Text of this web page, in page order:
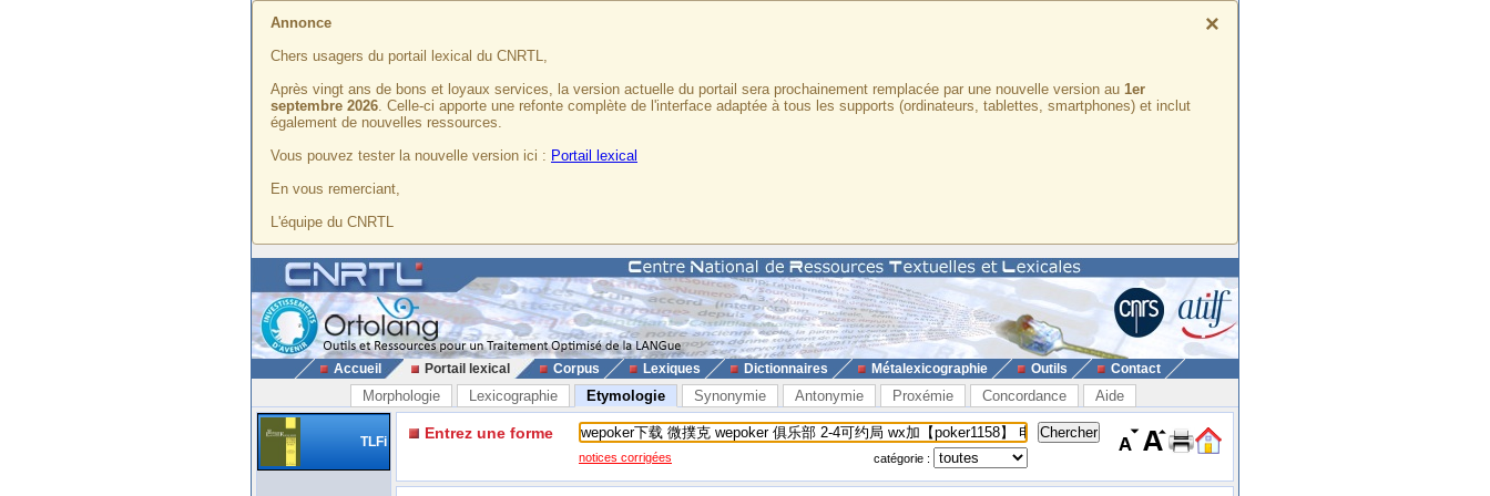
×
Annonce
Chers usagers du portail lexical du CNRTL,
Après vingt ans de bons et loyaux services, la version actuelle du portail sera prochainement remplacée par une nouvelle version au 1er
septembre 2026. Celle-ci apporte une refonte complète de l'interface adaptée à tous les supports (ordinateurs, tablettes, smartphones) et inclut
également de nouvelles ressources.
Vous pouvez tester la nouvelle version ici : Portail lexical
En vous remerciant,
L'équipe du CNRTL
Accueil Portail lexical Corpus Lexiques Dictionnaires Métalexicographie Outils Contact
Morphologie Lexicographie Etymologie Synonymie Antonymie Proxémie Concordance Aide
TLFi Entrez une forme
notices corrigées catégorie :